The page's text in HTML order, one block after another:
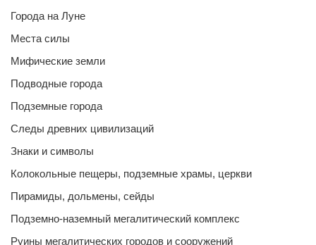
Города на Луне
Места силы
Мифические земли
Подводные города
Подземные города
Следы древних цивилизаций
Знаки и символы
Колокольные пещеры, подземные храмы, церкви
Пирамиды, дольмены, сейды
Подземно-наземный мегалитический комплекс
Руины мегалитических городов и сооружений